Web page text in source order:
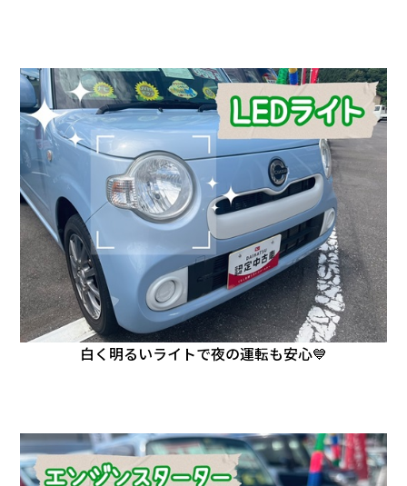
白く明るいライトで夜の運転も安心💙